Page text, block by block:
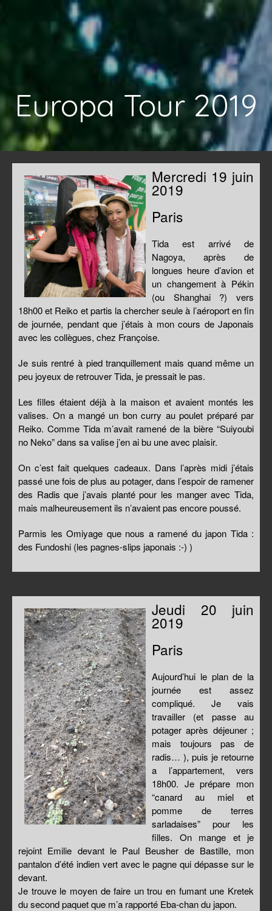
Europa Tour 2019
Mercredi 19 juin
2019
Paris
Tida est arrivé de
Nagoya, après de
longues heure d’avion et
un changement à Pékin
(ou Shanghai ?) vers
18h00 et Reiko et partis la chercher seule à l’aéroport en fin
de journée, pendant que j’étais à mon cours de Japonais
avec les collègues, chez Françoise.
Je suis rentré à pied tranquillement mais quand même un
peu joyeux de retrouver Tida, je pressait le pas.
Les filles étaient déjà à la maison et avaient montés les
valises. On a mangé un bon curry au poulet préparé par
Reiko. Comme Tida m’avait ramené de la bière “Suiyoubi
no Neko” dans sa valise j’en ai bu une avec plaisir.
On c’est fait quelques cadeaux. Dans l’après midi j’étais
passé une fois de plus au potager, dans l’espoir de ramener
des Radis que j’avais planté pour les manger avec Tida,
mais malheureusement ils n’avaient pas encore poussé.
Parmis les Omiyage que nous a ramené du japon Tida :
des Fundoshi (les pagnes-slips japonais :-) )
Jeudi 20 juin
2019
Paris
Aujourd’hui le plan de la
journée est assez
compliqué. Je vais
travailler (et passe au
potager après déjeuner ;
mais toujours pas de
radis… ), puis je retourne
a l’appartement, vers
18h00. Je prépare mon
“canard au miel et
pomme de terres
sarladaises” pour les
filles. On mange et je
rejoint Emilie devant le Paul Beusher de Bastille, mon
pantalon d’été indien vert avec le pagne qui dépasse sur le
devant.
Je trouve le moyen de faire un trou en fumant une Kretek
du second paquet que m’a rapporté Eba-chan du japon.